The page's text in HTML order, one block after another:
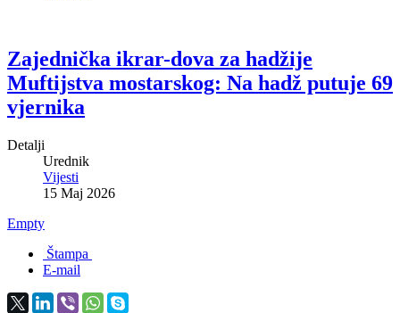
Zajednička ikrar-dova za hadžije
Muftijstva mostarskog: Na hadž putuje 69
vjernika
Detalji
Urednik
Vijesti
15 Maj 2026
Empty
Štampa
E-mail